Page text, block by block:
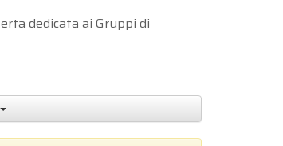
dedicata ai Gruppi di